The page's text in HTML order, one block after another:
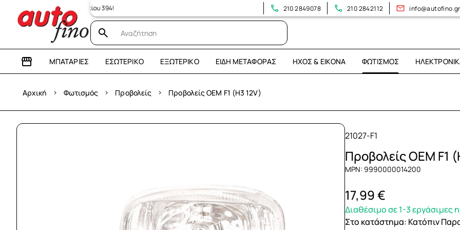
Επισκεφτείτε το νέο μας κατάστημα: Λεωφόρος Ηρακλείου 394!
210 2849078 210 2842112 info@autofino.gr
ΜΠΑΤΑΡΊΕΣ ΕΣΩΤΕΡΙΚΌ ΕΞΩΤΕΡΙΚΌ ΕΊΔΗ ΜΕΤΑΦΟΡΆΣ ΉΧΟΣ & ΕΙΚΌΝΑ ΦΩΤΙΣΜΌΣ
Αρχική › Φωτισμός › Προβολείς › Προβολείς OEM F1 (H3 12V)
21027-F1
Προβολείς OEM F1
MPN: 9990000014200
17,99 €
Διαθέσιμο σε 1-3 εργάσιμες
Στο κατάστημα: Κατόπιν